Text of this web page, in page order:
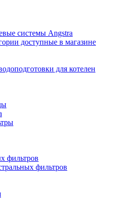
системы Angstra
доступные в магазине
для котелен
фильтров
фильтров